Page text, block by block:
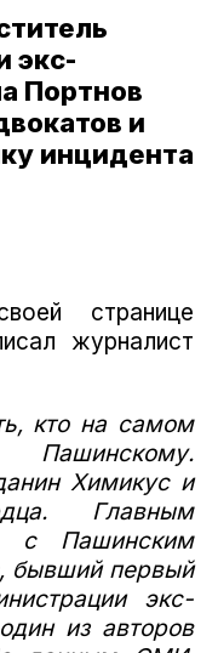
экс-
Портнов
и
инцидента
странице
журналист
кто на самом
Химикус и
Главным
с Пашинским
бывший первый
экс-
из авторов